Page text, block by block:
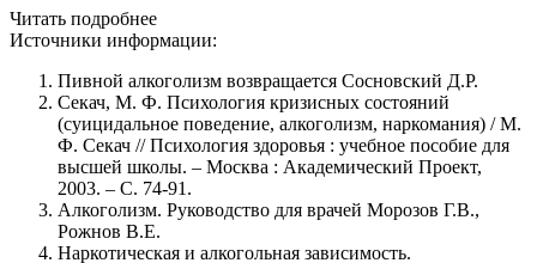
Читать подробнее
Источники информации:
Пивной алкоголизм возвращается Сосновский Д.Р.
Секач, М. Ф. Психология кризисных состояний
(суицидальное поведение, алкоголизм, наркомания) / М.
Ф. Секач // Психология здоровья : учебное пособие для
высшей школы. – Москва : Академический Проект,
2003. – С. 74-91.
Алкоголизм. Руководство для врачей Морозов Г.В.,
Рожнов В.Е.
Наркотическая и алкогольная зависимость.